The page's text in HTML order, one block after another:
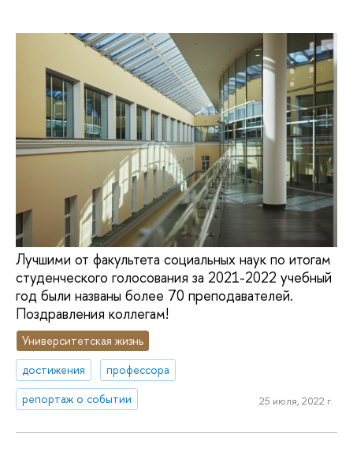
Лучшими от факультета социальных наук по итогам
студенческого голосования за 2021-2022 учебный
год были названы более 70 преподавателей.
Поздравления коллегам!
Университетская жизнь
достижения
профессора
репортаж о событии
25 июля, 2022 г.